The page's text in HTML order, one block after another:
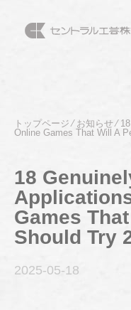
トップページ⁄ お知らせ⁄
Online Games That Will A
18
Games
Should Try
2025-05-18